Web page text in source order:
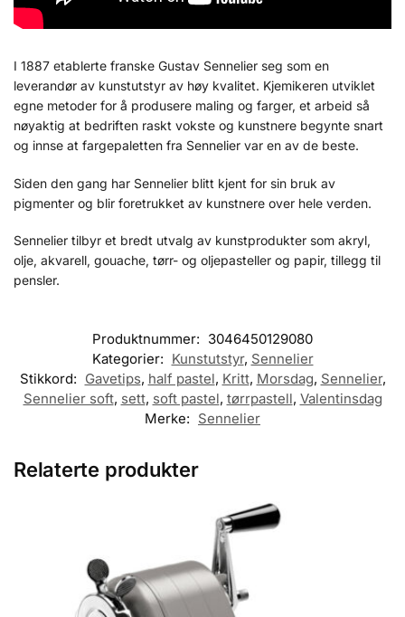
I 1887 etablerte franske Gustav Sennelier seg som en
leverandør av kunstutstyr av høy kvalitet. Kjemikeren utviklet
egne metoder for å produsere maling og farger, et arbeid så
nøyaktig at bedriften raskt vokste og kunstnere begynte snart
og innse at fargepaletten fra Sennelier var en av de beste.
Siden den gang har Sennelier blitt kjent for sin bruk av
pigmenter og blir foretrukket av kunstnere over hele verden.
Sennelier tilbyr et bredt utvalg av kunstprodukter som akryl,
olje, akvarell, gouache, tørr- og oljepasteller og papir, tillegg til
pensler.
Produktnummer: 3046450129080
Kategorier: Kunstutstyr, Sennelier
Stikkord: Gavetips, half pastel, Kritt, Morsdag, Sennelier,
Sennelier soft, sett, soft pastel, tørrpastell, Valentinsdag
Merke: Sennelier
Relaterte produkter